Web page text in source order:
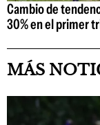
Cambio de
30% en el primer
MÁS